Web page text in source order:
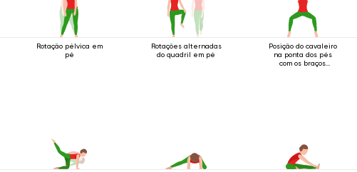
Rotação pélvica em
pé
Rotações alternadas
do quadril em pé
Posição do cavaleiro
na ponta dos pés
com os braços